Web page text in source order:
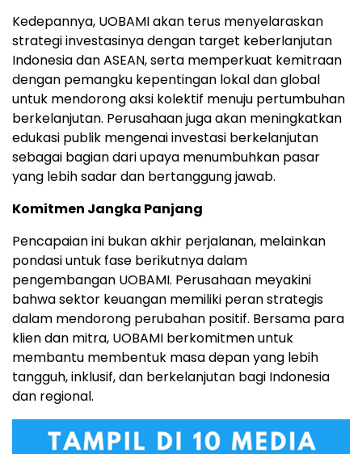
Kedepannya, UOBAMI akan terus menyelaraskan
strategi investasinya dengan target keberlanjutan
Indonesiadan ASEAN, serta memperkuat kemitraan
dengan pemangku kepentingan lokal dan global
untuk mendorong aksi kolektif menuju pertumbuhan
berkelanjutan. Perusahaan juga akan meningkatkan
edukasi publik mengenai investasi berkelanjutan
sebagai bagian dari upaya menumbuhkan pasar
yang lebih sadar dan bertanggung jawab.
Komitmen Jangka Panjang
Pencapaian ini bukan akhir perjalanan, melainkan
pondasi untuk fase berikutnya dalam
pengembangan UOBAMI. Perusahaan meyakini
bahwa sektor keuangan memiliki peran strategis
dalam mendorong perubahan positif. Bersama para
klien dan mitra, UOBAMI berkomitmen untuk
membantu membentuk masa depan yang lebih
tangguh, inklusif, dan berkelanjutan bagi Indonesia
dan regional.